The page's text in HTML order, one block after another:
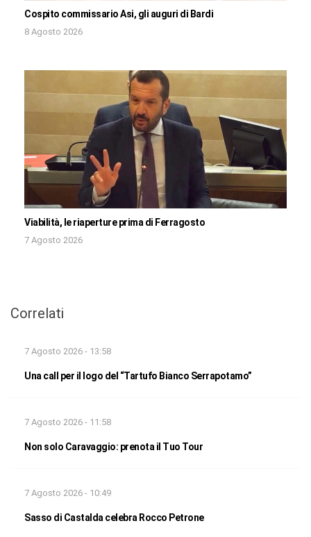
Cospito commissario Asi, gli auguri di Bardi
8 Agosto 2026
Viabilità, le riaperture prima di Ferragosto
7 Agosto 2026
Correlati
7 Agosto 2026 - 13:58
Una call per il logo del “Tartufo Bianco Serrapotamo”
7 Agosto 2026 - 11:58
Non solo Caravaggio: prenota il Tuo Tour
7 Agosto 2026 - 10:49
Sasso di Castalda celebra Rocco Petrone